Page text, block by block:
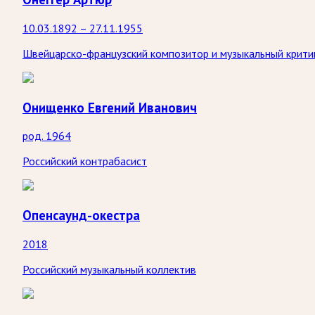
10.03.1892 – 27.11.1955
Швейцарско-французский композитор и музыкальный
Онищенко Евгений Иванович
род. 1964
Российский контрабасист
Опенсаунд-окестра
2018
Российский музыкальный коллектив